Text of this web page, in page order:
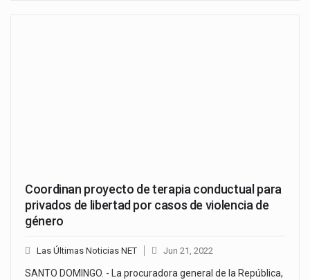
Coordinan proyecto de terapia conductual para
privados de libertad por casos de violencia de
género
Las Últimas Noticias NET Jun 21, 2022
SANTO DOMINGO. - La procuradora general de la República,